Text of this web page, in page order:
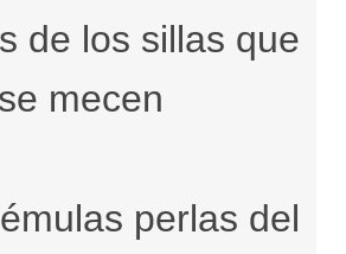
de los sillas que
se mecen
perlas del